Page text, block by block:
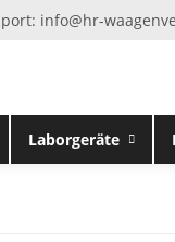
info@hr-
Laborgeräte